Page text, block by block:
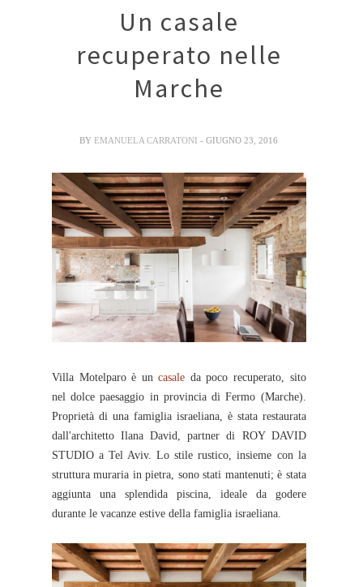
Un casale
recuperato nelle
Marche
BY EMANUELA CARRATONI- GIUGNO 23, 2016
Villa Motelparo è uncasale da poco recuperato, sito
nel dolce paesaggio in provincia di Fermo (Marche).
Proprietà di una famiglia israeliana, è stata restaurata
dall'architetto Ilana David, partner di ROY DAVID
STUDIO a Tel Aviv. Lo stile rustico, insieme con la
struttura muraria in pietra, sono stati mantenuti; è stata
aggiunta una splendida piscina, ideale da godere
durante le vacanze estive della famiglia israeliana.